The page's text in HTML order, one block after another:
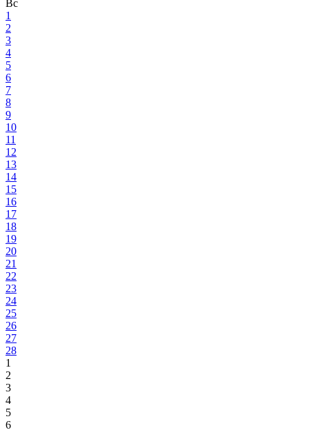
Вс
1
2
3
4
5
6
7
8
9
10
11
12
13
14
15
16
17
18
19
20
21
22
23
24
25
26
27
28
1
2
3
4
5
6